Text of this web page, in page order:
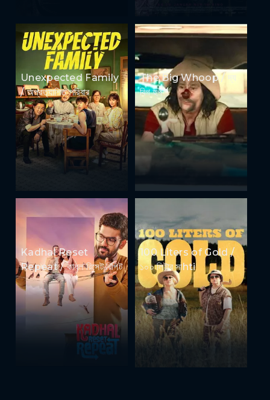
Unexpected Family
/ অপ্রত্যাশিত পরিবার
The Big Whoop / দ্য
বিগ হুপ
Kadhal Reset
Repeat / কাধল রিসেট রিপিট
100 Liters of Gold /
১০০ লিটার সাhti